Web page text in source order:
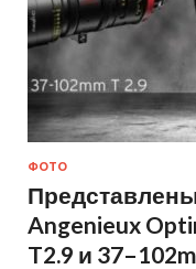
ФОТО
Angenieux
T2.9 и